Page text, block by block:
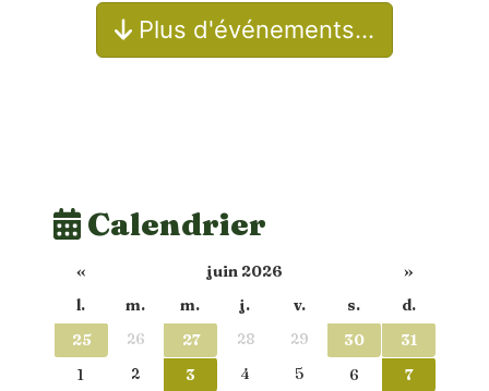
Plus d'événements…
Calendrier
« juin 2026
»
l.
m. m. j. v. s.
d.
25
26 27 28 29 30
31
1
2 3 4 5 6
7